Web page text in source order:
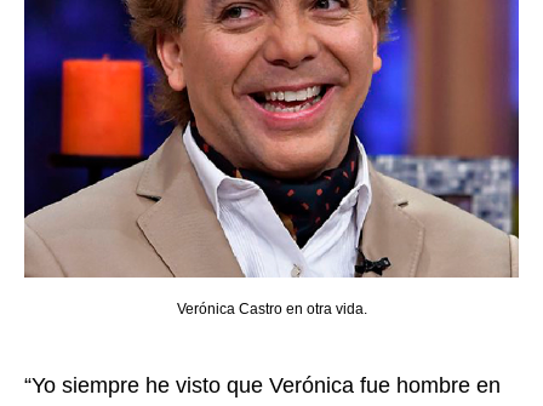
Verónica Castro en otra vida.
“Yo siempre he visto que Verónica fue hombre en